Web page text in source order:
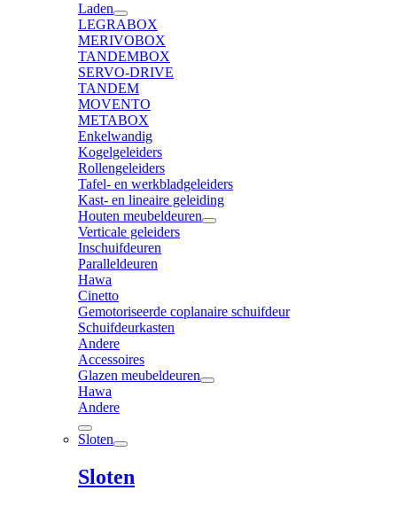
Laden
LEGRABOX
MERIVOBOX
TANDEMBOX
SERVO-DRIVE
TANDEM
MOVENTO
METABOX
Enkelwandig
Kogelgeleiders
Rollengeleiders
Tafel- en werkbladgeleiders
Kast- en lineaire geleiding
Houten meubeldeuren
Verticale geleiders
Inschuifdeuren
Paralleldeuren
Hawa
Cinetto
Gemotoriseerde coplanaire schuifdeur
Schuifdeurkasten
Andere
Accessoires
Glazen meubeldeuren
Hawa
Andere
Sloten
Sloten